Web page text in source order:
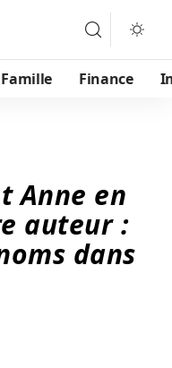
Famille Finance
Anne en
auteur :
dans